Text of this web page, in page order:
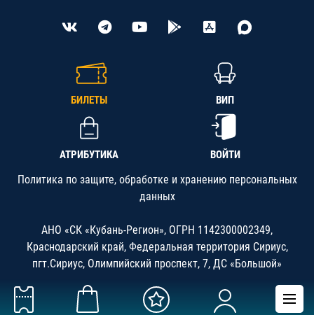
БИЛЕТЫ ВИП
АТРИБУТИКА ВОЙТИ
Политика по защите, обработке и хранению персональных
данных
АНО «СК «Кубань-Регион», ОГРН 1142300002349,
Краснодарский край, Федеральная территория Сириус,
пгт.Сириус, Олимпийский проспект, 7, ДС «Большой»